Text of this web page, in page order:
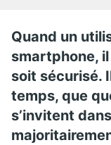
Quand un
smartphone,
soit sécurisé.
temps, que
s’invitent